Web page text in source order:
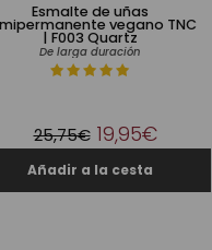
Esmalte de uñas
vegano TNC
| F003 Quartz
De larga duración
25,75€ 19,95€